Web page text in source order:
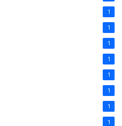
1
1
1
1
1
1
1
1